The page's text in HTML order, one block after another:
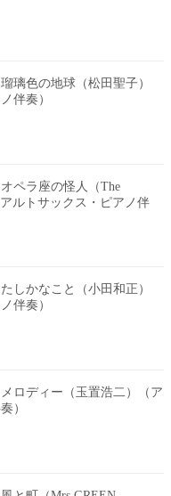
璃色の地球（松田聖子）
伴奏）
ペラ座の怪人（The
アルトサックス・ピアノ伴
しかなこと（小田和正）
伴奏）
ロディー（玉置浩二）（ア
）